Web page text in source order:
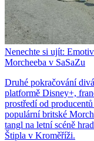
Nenechte si ujít:
Morcheeba v SaSaZu
Druhé pokračování
platformě Disney+,
prostředí od
populární britské
tangl na letní scéně
Štipla v Kroměříži.